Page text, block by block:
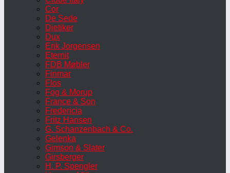
Cor
De Sede
Dietiker
Dux
Erik Jorgensen
Eternit
FDB Møbler
Finmar
Flos
Fog & Morup
France & Son
Fredericia
Fritz Hansen
G. Schanzenbach & Co.
Gelenka
Gimson & Slater
Girsberger
H. P. Spengler